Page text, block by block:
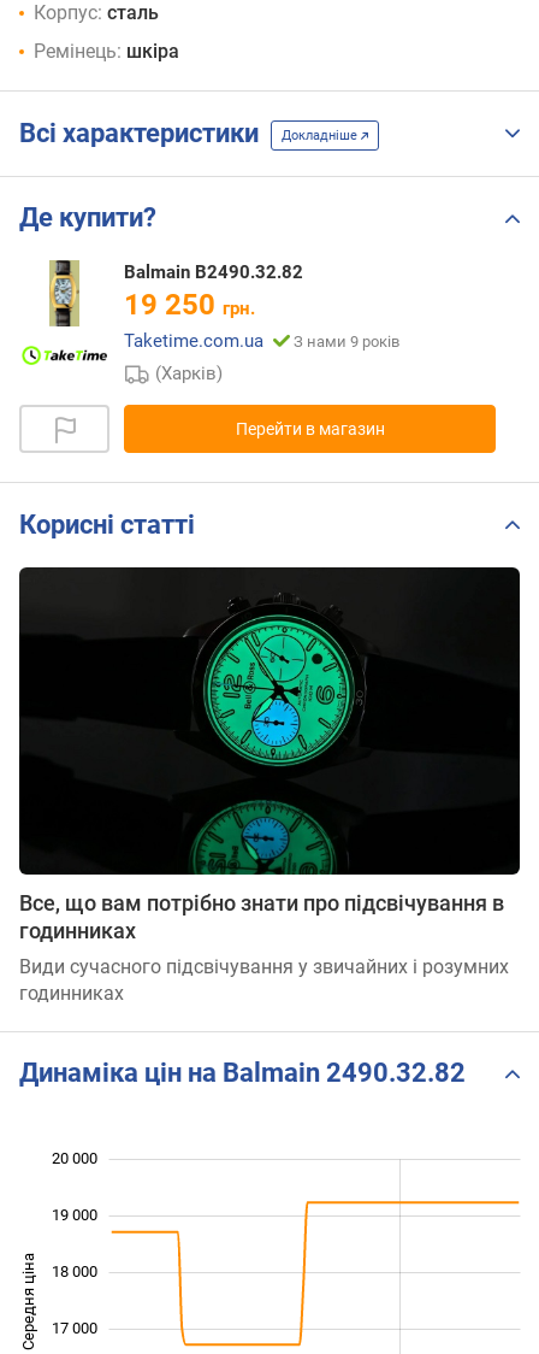
Корпус: сталь
Ремінець: шкіра
Всі характеристики Докладніше
Де купити?
Balmain B2490.32.82
19 250 грн.
Taketime.com.ua
З нами 9 років
(Харків)
Перейти в магазин
Корисні статті
Все, що вам потрібно знати про підсвічування в
годинниках
Види сучасного підсвічування у звичайних і розумних
годинниках
Динаміка цін на Balmain 2490.32.82
Середня ціна 17 000
18 000
19 000
20 000